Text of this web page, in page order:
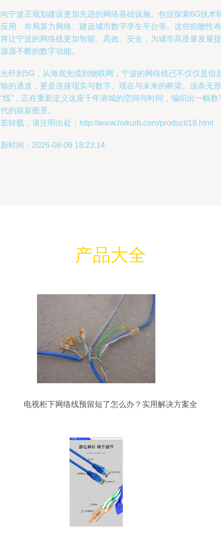
宁波正规划建设更加先进的网络基础设施。包括探索6G技术
用、布局算力网络、建设城市数字孪生平台等。这些前瞻性布
让宁波的网络线更加智能、高效、安全，为城市高质量发展提
源不断的数字动能。
纤到5G，从海底光缆到物联网，宁波的网络线已不仅仅是信
的通道，更是连接现实与数字、现在与未来的桥梁。这条无形
线”，正在重新定义这座千年港城的空间与时间，编织出一幅数
的崭新图景。
转载，请注明出处：http://www.hxkurb.com/product/18.html
时间：2026-08-06 18:23:14
产品大全
电视柜下网络线预留短了怎么办？实用解决方案全